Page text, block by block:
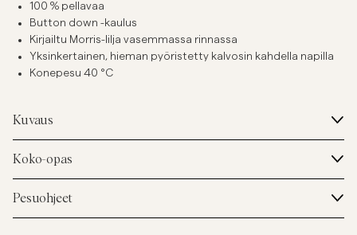
100 % pellavaa
Button down -kaulus
Kirjailtu Morris-lilja vasemmassa rinnassa
Yksinkertainen, hieman pyöristetty kalvosin kahdella napilla
Konepesu 40 °C
Kuvaus
Koko-opas
Pesuohjeet